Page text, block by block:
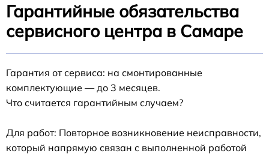
Гарантийные обязательства
сервисного центра в Самаре
Гарантия от сервиса: на смонтированные
комплектующие — до 3 месяцев.
Что считается гарантийным случаем?
Для работ: Повторное возникновение неисправности,
который напрямую связан с выполненной работой